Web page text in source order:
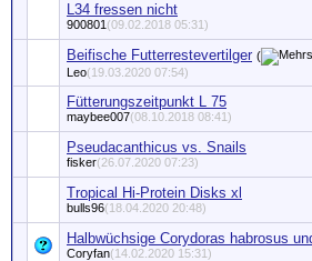
L34 fressen nicht
900801 (09.02.2018 05:31)
Beifische Futterrestevertilger (
Leo(19.03.2020 07:54)
Fütterungszeitpunkt L 75
maybee007(08.10.2018 08:41)
Pseudacanthicus vs. Snails
fisker(26.07.2020 07:23)
Tropical Hi-Protein Disks xl
bulls96(18.04.2020 20:48)
Halbwüchsige Corydoras habrosus
Coryfan(14.02.2020 15:31)